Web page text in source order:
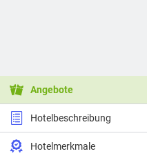
Angebote
Hotelbeschreibung
Hotelmerkmale